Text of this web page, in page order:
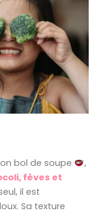
bol de soupe
,
fèves et
il est
Sa texture